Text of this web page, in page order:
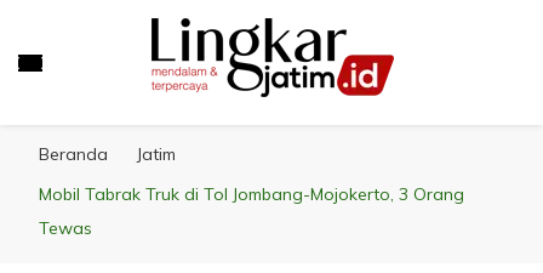
Beranda
Jatim
Mobil Tabrak Truk di Tol Jombang-Mojokerto, 3 Orang
Tewas